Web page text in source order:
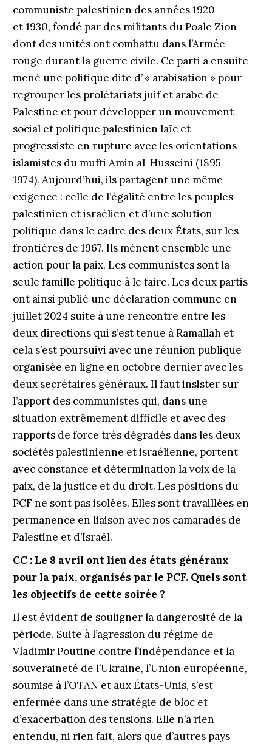
communiste palestinien des années 1920
et 1930, fondé par des militants du Poale Zion
dont des unités ont combattu dans l’Armée
rouge durant la guerre civile. Ce parti a ensuite
mené une politique dite d’ « arabisation » pour
regrouper les prolétariats juif et arabe de
Palestine et pour développer un mouvement
social et politique palestinien laïc et
progressiste en rupture avec les orientations
islamistes du mufti Amin al-Husseini (1895-
1974). Aujourd’hui, ils partagent une même
exigence : celle de l’égalité entre les peuples
palestinien et israélien et d’une solution
politique dans le cadre des deux États, sur les
frontières de 1967. Ils mènent ensemble une
action pour la paix. Les communistes sont la
seule famille politique à le faire. Les deux partis
ont ainsi publié une déclaration commune en
juillet 2024 suite à une rencontre entre les
deux directions qui s’est tenue à Ramallah et
cela s’est poursuivi avec une réunion publique
organisée en ligne en octobre dernier avec les
deux secrétaires généraux. Il faut insister sur
l’apport des communistes qui, dans une
situation extrêmement difficile et avec des
rapports de force très dégradés dans les deux
sociétés palestinienne et israélienne, portent
avec constance et détermination la voix de la
paix, de la justice et du droit. Les positions du
PCF ne sont pas isolées. Elles sont travaillées en
permanence en liaison avec nos camarades de
Palestine et d’Israël.
CC : Le 8 avril ont lieu des états généraux
pour la paix, organisés par le PCF. Quels sont
les objectifs de cette soirée ?
Il est évident de souligner la dangerosité de la
période. Suite à l’agression du régime de
Vladimir Poutine contre l’indépendance et la
souveraineté de l’Ukraine, l’Union européenne,
soumise à l’OTAN et aux États-Unis, s’est
enfermée dans une stratégie de bloc et
d’exacerbation des tensions. Elle n’a rien
entendu, ni rien fait, alors que d’autres pays